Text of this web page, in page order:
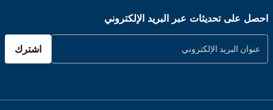
احصل على تحديثات عبر البريد الإلكتروني
اشترك